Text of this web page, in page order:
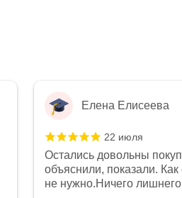
Елена Елисеева
22 июля
Остались довольны
объяснили, показали.
не нужно.Ничего